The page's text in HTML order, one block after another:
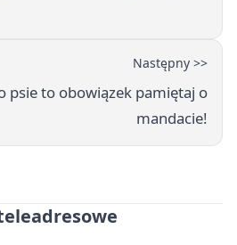
Następny >>
psie to obowiązek pamiętaj o
mandacie!